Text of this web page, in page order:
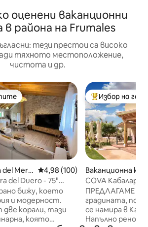
оценени ваканционни
района на Frumales
тези престои са високо
тяхното местоположение,
чистота и др.
на гостите
del Merc
Средна оценка: 4,98 от 5,
4,98 (100)
del Duero - 75"
и Wi-Fiбижу, което
и модерност.
корали, тази
която
Най-популярен
Избор на
Ваканционна
ar
COVA Кабалар.
красиви залези
ПРЕДЛАГАМЕ
градината, порше
се намира в
Напълно